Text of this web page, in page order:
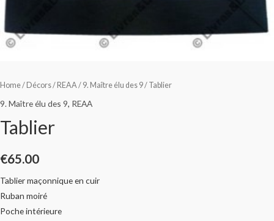
Home/ Décors/ REAA / 9. Maître élu des 9/ Tablier
9. Maître élu des 9, REAA
Tablier
€65.00
Tablier maçonnique en cuir
Ruban moiré
Poche intérieure